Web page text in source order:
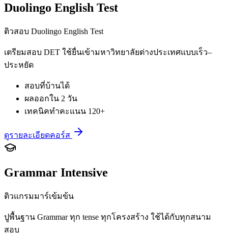
Duolingo English Test
ติวสอบ Duolingo English Test
เตรียมสอบ DET ใช้ยื่นเข้ามหาวิทยาลัยต่างประเทศแบบเร็ว–
ประหยัด
สอบที่บ้านได้
ผลออกใน 2 วัน
เทคนิคทำคะแนน 120+
ดูรายละเอียดคอร์ส
Grammar Intensive
ติวแกรมมาร์เข้มข้น
ปูพื้นฐาน Grammar ทุก tense ทุกโครงสร้าง ใช้ได้กับทุกสนาม
สอบ